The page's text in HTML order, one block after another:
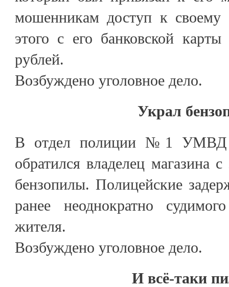
мошенникам доступ к своему
этого с его банковской
рублей.
Возбуждено уголовное дело.
Украл
В отдел полиции №1 УМВД
обратился владелец магазина
бензопилы. Полицейские
ранее неоднократно
жителя.
Возбуждено уголовное дело.
И всё-таки